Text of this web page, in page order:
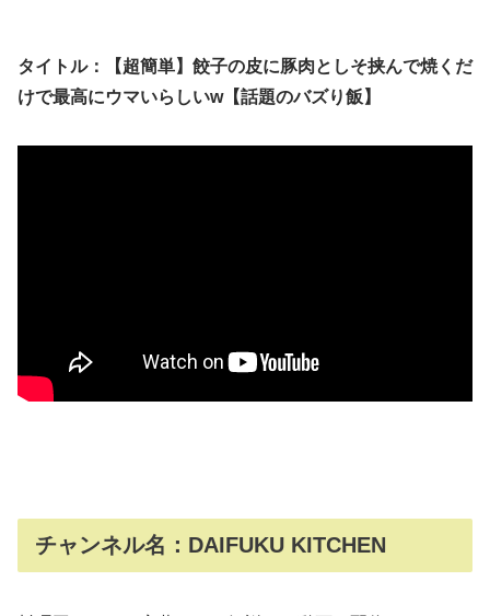
タイトル：【超簡単】餃子の皮に豚肉としそ挟んで焼くだ
けで最高にウマいらしいw【話題のバズり飯】
チャンネル名：DAIFUKU KITCHEN